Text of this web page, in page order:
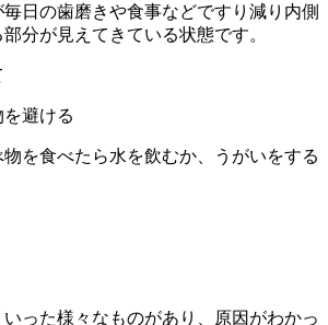
日の歯磨きや食事などですり減り内側
分が見えてきている状態です。
を避ける
物を食べたら水を飲むか、うがいをする
った様々なものがあり、原因がわかっ